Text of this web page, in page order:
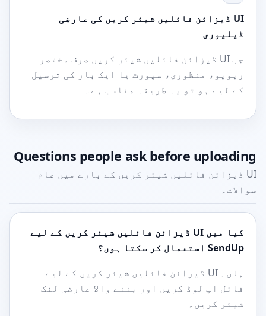
UI ڈیزائن فائلیں شیئر کریں کی عارضی
ڈیلیوری
جب UI ڈیزائن فائلیں شیئر کریں صرف مختصر
ریویو، منظوری، سپورٹ یا ایک بار کی ترسیل
کے لیے ہو تو یہ طریقہ مناسب ہے۔
Questions people ask before uploading
UI ڈیزائن فائلیں شیئر کریں کے بارے میں عام
سوالات۔
کیا میں UI ڈیزائن فائلیں شیئر کریں کے لیے
SendUp استعمال کر سکتا ہوں؟
ہاں۔ UI ڈیزائن فائلیں شیئر کریں کے لیے
فائل اپ لوڈ کریں اور بننے والا عارضی لنک
شیئر کریں۔